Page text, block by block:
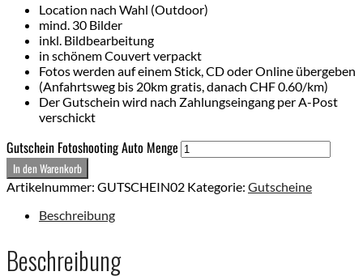
Location nach Wahl (Outdoor)
mind. 30 Bilder
inkl. Bildbearbeitung
in schönem Couvert verpackt
Fotos werden auf einem Stick, CD oder Online übergeben
(Anfahrtsweg bis 20km gratis, danach CHF 0.60/km)
Der Gutschein wird nach Zahlungseingang per A-Post
verschickt
Gutschein Fotoshooting Auto Menge
In den Warenkorb
Artikelnummer: GUTSCHEIN02 Kategorie: Gutscheine
Beschreibung
Beschreibung